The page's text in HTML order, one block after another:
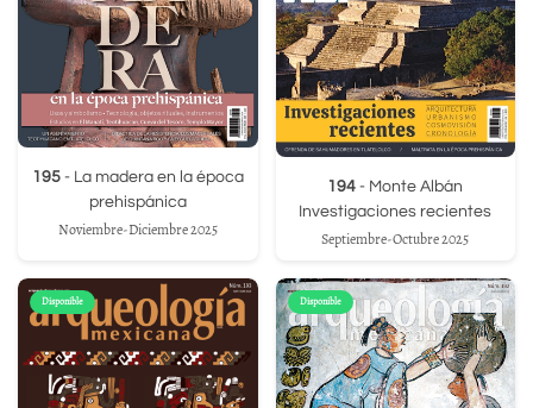
195- La madera en la época
prehispánica
Noviembre-Diciembre 2025
194 - Monte Albán
Investigaciones recientes
Septiembre-Octubre 2025
Disponible Disponible